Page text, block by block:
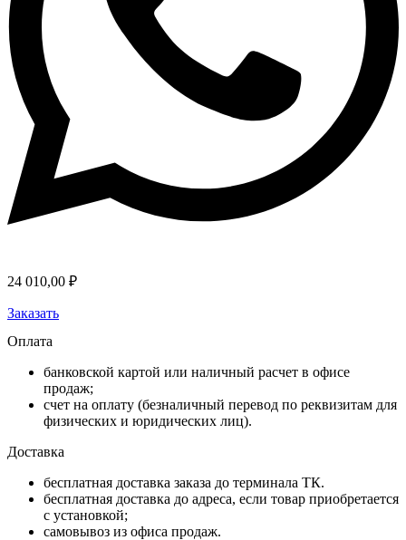
24 010,00 ₽
Заказать
Оплата
банковской картой или наличный расчет в офисе
продаж;
счет на оплату (безналичный перевод по реквизитам для
физических и юридических лиц).
Доставка
бесплатная доставка заказа до терминала ТК.
бесплатная доставка до адреса, если товар приобретается
с установкой;
самовывоз из офиса продаж.